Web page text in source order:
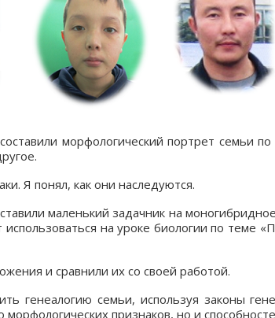
морфологический портрет семьи
Я понял, как они наследуются.
маленький задачник на
использоваться на уроке биологии по теме
и сравнили их со своей работой.
генеалогию семьи, используя законы
признаков, но и